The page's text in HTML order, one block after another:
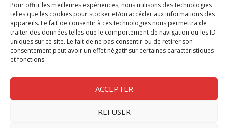
Pour offrir les meilleures expériences, nous utilisons des technologies
telles que les cookies pour stocker et/ou accéder aux informations des
appareils. Le fait de consentir à ces technologies nous permettra de
traiter des données telles que le comportement de navigation ou les ID
uniques sur ce site. Le fait de ne pas consentir ou de retirer son
consentement peut avoir un effet négatif sur certaines caractéristiques
et fonctions.
ACCEPTER
REFUSER
Chèque Compta
Chèque Emploi Spectacle
G-Pods
Profession Audio-visuel